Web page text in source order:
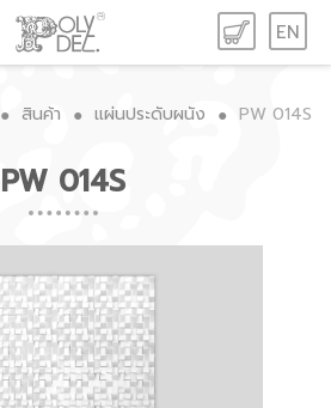
EN
● สินค้า ● แผ่นประดับผนัง ● PW 014S
PW 014S